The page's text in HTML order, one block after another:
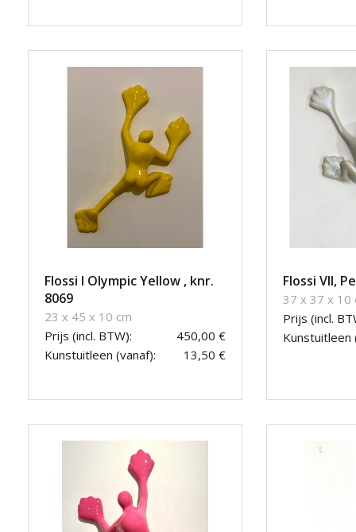
Flossi I Olympic Yellow , knr.
8069
23 x 45 x 10 cm
Prijs (incl. BTW):
450,00 €
Kunstuitleen (vanaf):
13,50 €
Flossi VII,
37 x 37 x 10
Prijs (incl.
Kunstuitleen